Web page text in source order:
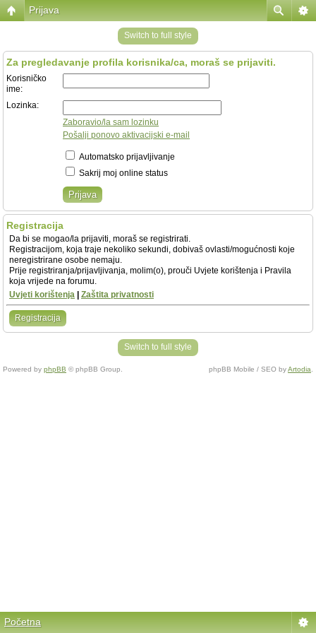
Prijava
Switch to full style
Za pregledavanje profila korisnika/ca, moraš se prijaviti.
Korisničko
ime:
Lozinka:
Zaboravio/la sam lozinku
Pošalji ponovo aktivacijski e-mail
Automatsko prijavljivanje
Sakrij moj online status
Registracija
Da bi se mogao/la prijaviti, moraš se registrirati.
Registracijom, koja traje nekoliko sekundi, dobivaš ovlasti/mogućnosti koje
neregistrirane osobe nemaju.
Prije registriranja/prijavljivanja, molim(o), prouči Uvjete korištenja i Pravila
koja vrijede na forumu.
Uvjeti korištenja
Zaštita privatnosti
Registracija
Switch to full style
Powered by phpBB © phpBB Group. phpBB Mobile / SEO byArtodia
Početna